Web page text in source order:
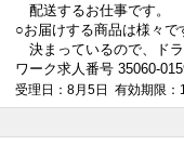
配送するお仕事です。
○お届けする商品は様々
決まっているので、ド
ワーク求人番号 35060-
受理日：8月5日 有効期限：